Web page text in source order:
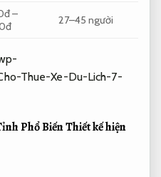
–
27–45 người
Phổ BiếnThiết kế hiện